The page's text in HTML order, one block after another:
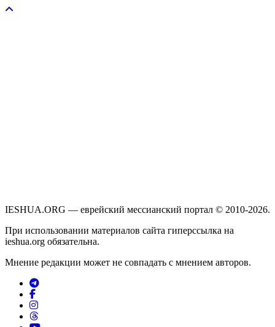
IESHUA.ORG — еврейский мессианский портал © 2010-2026.
При использовании материалов сайта гиперссылка на
ieshua.org обязательна.
Мнение редакции может не совпадать с мнением авторов.